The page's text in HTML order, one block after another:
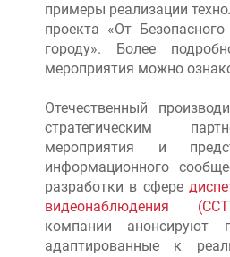
примеры реализации
проекта «От
городу». Более
мероприятия можно
Отечественный
стратегическим
мероприятия и
информационного
разработки в сфере
видеонаблюдения
компании анонсируют
адаптированные к